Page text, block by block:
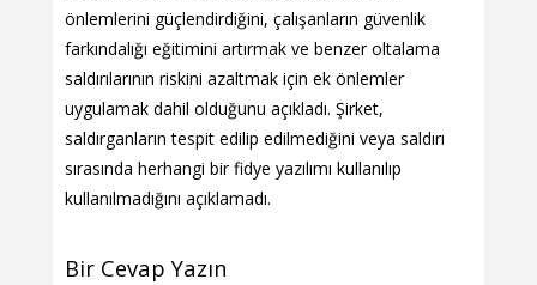
önlemlerini güçlendirdiğini, çalışanların güvenlik
farkındalığı eğitimini artırmak ve benzer oltalama
saldırılarının riskini azaltmak için ek önlemler
uygulamak dahil olduğunu açıkladı. Şirket,
saldırganların tespit edilip edilmediğini veya saldırı
sırasında herhangi bir fidye yazılımı kullanılıp
kullanılmadığını açıklamadı.
Bir Cevap Yazın